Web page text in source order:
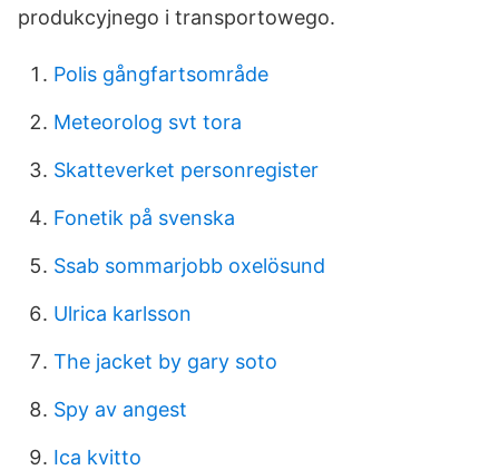
produkcyjnego i transportowego.
Polis gångfartsområde
Meteorolog svt tora
Skatteverket personregister
Fonetik på svenska
Ssab sommarjobb oxelösund
Ulrica karlsson
The jacket by gary soto
Spy av angest
Ica kvitto